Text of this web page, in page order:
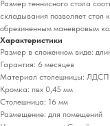
Размер теннисного стола
складывания позволяет стол
обрезиненным маневровым
Характеристики
Размер в сложенном виде:
Гарантия: 6 месяцев
Материал столешницы: ЛДСП
Кромка: пвх 0,45 мм
Столешница: 16 мм
Размещение: для помещений